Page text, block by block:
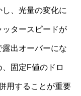
、光量の変化に
タースピードが
出オーバーにな
固定F値のドロ
用することが重要